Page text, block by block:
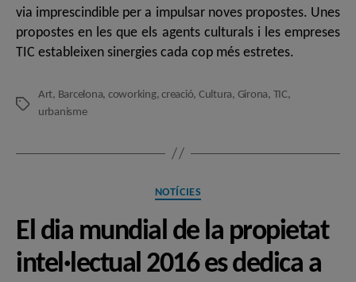
via imprescindible per a impulsar noves propostes. Unes
propostes en les que els agents culturals i les empreses
TIC estableixen sinergies cada cop més estretes.
Etiquetes
Art, Barcelona, coworking,creació, Cultura, Girona, TIC,
urbanisme
Categories
NOTÍCIES
El dia mundial de la propietat
intel·lectual 2016 es dedica a